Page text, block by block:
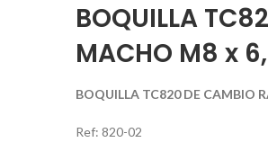
BOQUILLA
MACHO M8 x
BOQUILLA TC820 DE CAMBIO
Ref: 820-02